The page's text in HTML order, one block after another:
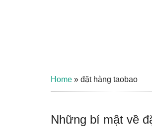
Home » đặt hàng taobao
Những bí mật về